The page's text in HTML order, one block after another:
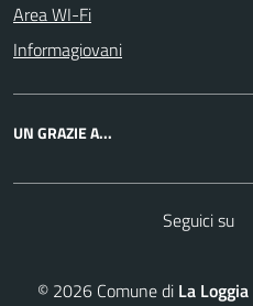
Area WI-Fi
Informagiovani
UN GRAZIE A...
Seguici su
© 2026Comune di La Loggia